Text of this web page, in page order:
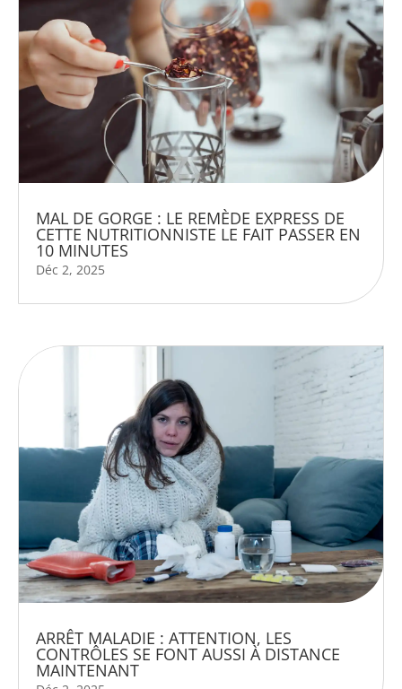
MAL DE GORGE : LE REMÈDE EXPRESS DE
CETTE NUTRITIONNISTE LE FAIT PASSER EN
10 MINUTES
Déc 2, 2025
ARRÊT MALADIE : ATTENTION, LES
CONTRÔLES SE FONT AUSSI À DISTANCE
MAINTENANT